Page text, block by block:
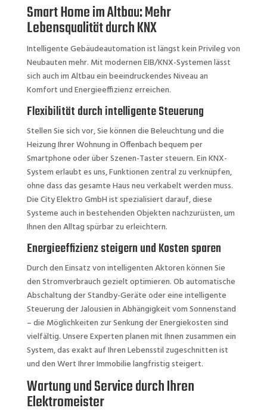
Smart Home im Altbau: Mehr
Lebensqualität durch KNX
Intelligente Gebäudeautomation ist längst kein Privileg von
Neubauten mehr. Mit modernen EIB/KNX-Systemen lässt
sich auch im Altbau ein beeindruckendes Niveau an
Komfort und Energieeffizienz erreichen.
Flexibilität durch intelligente Steuerung
Stellen Sie sich vor, Sie können die Beleuchtung und die
Heizung Ihrer Wohnung in Offenbach bequem per
Smartphone oder über Szenen-Taster steuern. Ein KNX-
System erlaubt es uns, Funktionen zentral zu verknüpfen,
ohne dass das gesamte Haus neu verkabelt werden muss.
Die City Elektro GmbH ist spezialisiert darauf, diese
Systeme auch in bestehenden Objekten nachzurüsten, um
Ihnen den Alltag spürbar zu erleichtern.
Energieeffizienz steigern und Kosten sparen
Durch den Einsatz von intelligenten Aktoren können Sie
den Stromverbrauch gezielt optimieren. Ob automatische
Abschaltung der Standby-Geräte oder eine intelligente
Steuerung der Jalousien in Abhängigkeit vom Sonnenstand
– die Möglichkeiten zur Senkung der Energiekosten sind
vielfältig. Unsere Experten planen mit Ihnen zusammen ein
System, das exakt auf Ihren Lebensstil zugeschnitten ist
und den Wert Ihrer Immobilie langfristig steigert.
Wartung und Service durch Ihren
Elektromeister